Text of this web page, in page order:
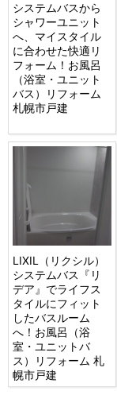
システムバスから
シャワーユニット
へ、マイスタイル
に合わせた快適リ
フォーム！お風呂
（浴室・ユニット
バス）リフォーム
札幌市戸建
LIXIL（リクシル）
システムバス『リ
デア』でライフス
タイルにフィット
したバスルーム
へ！お風呂（浴
室・ユニットバ
ス）リフォーム 札
幌市戸建